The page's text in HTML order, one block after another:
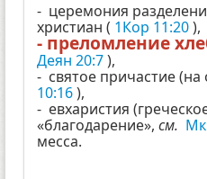
- церемония
христиан ( 1Кор 11:20),
- преломление
Деян 20:7),
- святое причастие (на
10:16),
- евхаристия
«благодарение», см. Мк
месса.